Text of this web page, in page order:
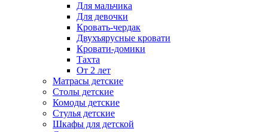
Для мальчика
Для девочки
Кровать-чердак
Двухъярусные кровати
Кровати-домики
Тахта
От 2 лет
Матрасы детские
Столы детские
Комоды детские
Стулья детские
Шкафы для детской